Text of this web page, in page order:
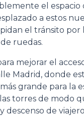
el espacio
a estos
el tránsito por
ruedas.
mejorar el
Madrid, donde
grande para la
torres de modo
de